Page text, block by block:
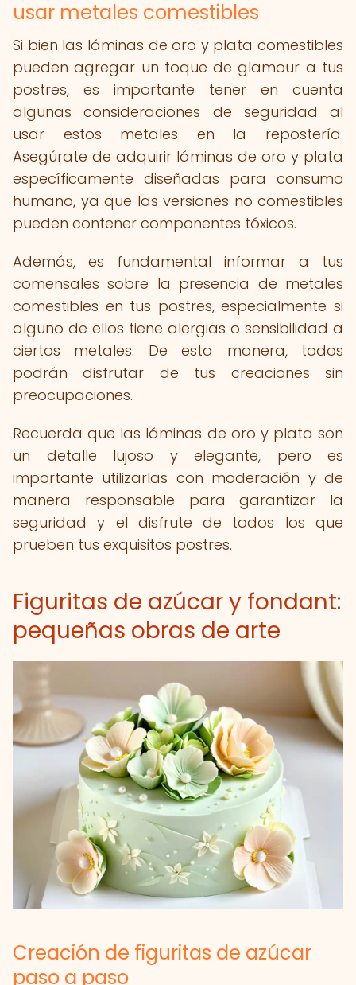
usar metales comestibles
Si bien las láminas de oro y plata comestibles
pueden agregar un toque de glamour a tus
postres, es importante tener en cuenta
algunas consideraciones de seguridad al
usar estos metales en la repostería.
Asegúrate de adquirir láminas de oro y plata
específicamente diseñadas para consumo
humano, ya que las versiones no comestibles
pueden contener componentes tóxicos.
Además, es fundamental informar a tus
comensales sobre la presencia de metales
comestibles en tus postres, especialmente si
alguno de ellos tiene alergias o sensibilidad a
ciertos metales. De esta manera, todos
podrán disfrutar de tus creaciones sin
preocupaciones.
Recuerda que las láminas de oro y plata son
un detalle lujoso y elegante, pero es
importante utilizarlas con moderación y de
manera responsable para garantizar la
seguridad y el disfrute de todos los que
prueben tus exquisitos postres.
Figuritas de azúcar y fondant:
pequeñas obras de arte
Creación de figuritas de azúcar
paso a paso